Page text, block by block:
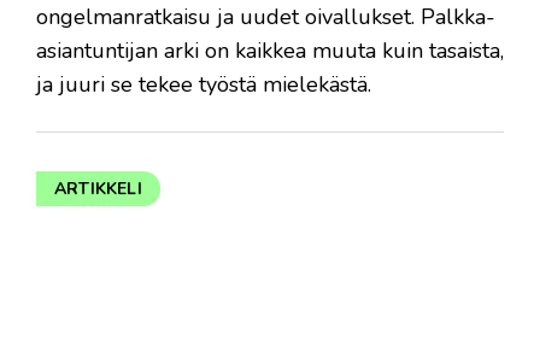
ongelmanratkaisu ja uudet oivallukset. Palkka-
asiantuntijan arki on kaikkea muuta kuin tasaista,
ja juuri se tekee työstä mielekästä.
ARTIKKELI